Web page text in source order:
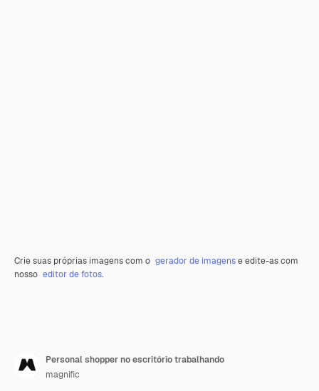
Crie suas próprias imagens com o gerador de imagense edite-as com
nosso editor de fotos.
Personal shopper no escritório trabalhando
magnific